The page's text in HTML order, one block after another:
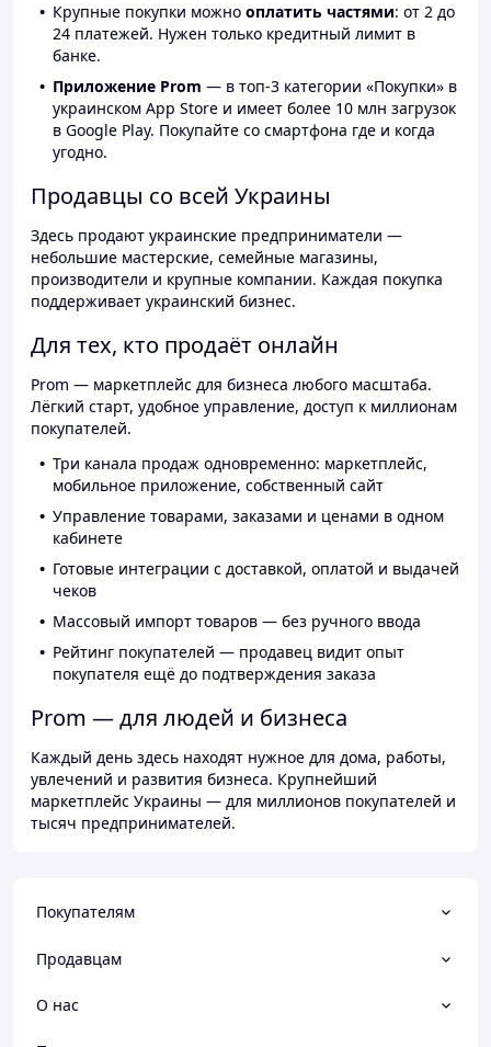
Крупные покупки можно оплатить частями: от 2 до
24 платежей. Нужен только кредитный лимит в
банке.
Приложение Prom — в топ-3 категории «Покупки» в
украинском App Store и имеет более 10 млн загрузок
в Google Play. Покупайте со смартфона где и когда
угодно.
Продавцы со всей Украины
Здесь продают украинские предприниматели —
небольшие мастерские, семейные магазины,
производители и крупные компании. Каждая покупка
поддерживает украинский бизнес.
Для тех, кто продаёт онлайн
Prom — маркетплейс для бизнеса любого масштаба.
Лёгкий старт, удобное управление, доступ к миллионам
покупателей.
Три канала продаж одновременно: маркетплейс,
мобильное приложение, собственный сайт
Управление товарами, заказами и ценами в одном
кабинете
Готовые интеграции с доставкой, оплатой и выдачей
чеков
Массовый импорт товаров — без ручного ввода
Рейтинг покупателей — продавец видит опыт
покупателя ещё до подтверждения заказа
Prom — для людей и бизнеса
Каждый день здесь находят нужное для дома, работы,
увлечений и развития бизнеса. Крупнейший
маркетплейс Украины — для миллионов покупателей и
тысяч предпринимателей.
Покупателям
Продавцам
О нас